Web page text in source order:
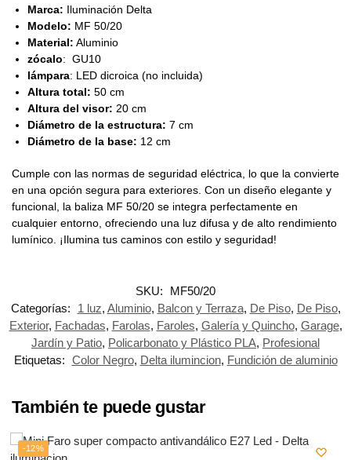
Marca: Iluminación Delta
Modelo: MF 50/20
Material: Aluminio
zócalo: GU10
lámpara: LED dicroica (no incluida)
Altura total: 50 cm
Altura del visor: 20 cm
Diámetro de la estructura: 7 cm
Diámetro de la base: 12 cm
Cumple con las normas de seguridad eléctrica, lo que la convierte
en una opción segura para exteriores. Con un diseño elegante y
funcional, la baliza MF 50/20 se integra perfectamente en
cualquier entorno, ofreciendo una luz difusa y de alto rendimiento
lumínico. ¡Ilumina tus caminos con estilo y seguridad!
SKU:
MF50/20
Categorías:
1 luz, Aluminio, Balcon y Terraza, De Piso, De Piso,
Exterior, Fachadas, Farolas, Faroles, Galería y Quincho, Garage,
Jardín y Patio, Policarbonato y Plástico PLA, Profesional
Etiquetas: Color Negro, Delta ilumincion, Fundición de aluminio
También te puede gustar
-12%